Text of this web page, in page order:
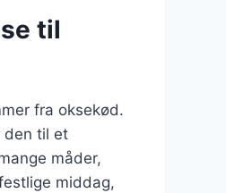
til
fra oksekød.
den til et
måder,
middag,